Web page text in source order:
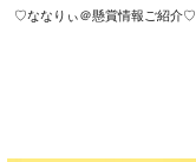
♡ななりぃ＠懸賞情報ご紹介♡